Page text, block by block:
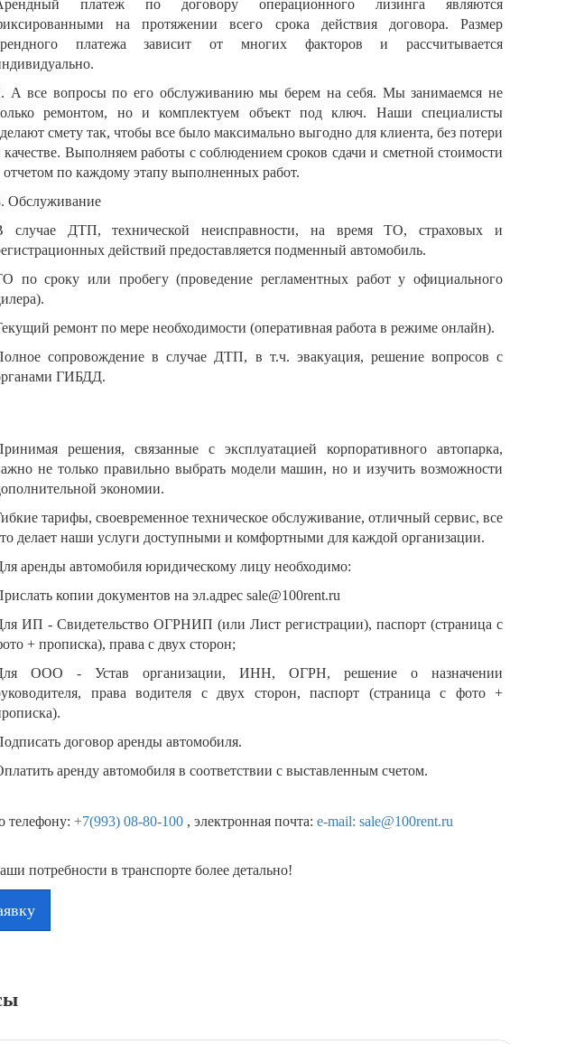
платеж по договору операционного лизинга являются
на протяжении всего срока действия договора. Размер
платежа зависит от многих факторов и рассчитывается
А все вопросы по его обслуживанию мы берем на себя. Мы занимаемся не
ремонтом, но и комплектуем объект под ключ. Наши специалисты
смету так, чтобы все было максимально выгодно для клиента, без потери
качестве. Выполняем работы с соблюдением сроков сдачи и сметной стоимости
отчетом по каждому этапу выполненных работ.
Обслуживание
случае ДТП, технической неисправности, на время ТО, страховых и
действий предоставляется подменный автомобиль.
по сроку или пробегу (проведение регламентных работ у официального
ремонт по мере необходимости (оперативная работа в режиме онлайн).
сопровождение в случае ДТП, в т.ч. эвакуация, решение вопросов с
ГИБДД.
решения, связанные с эксплуатацией корпоративного автопарка,
не только правильно выбрать модели машин, но и изучить возможности
экономии.
тарифы, своевременное техническое обслуживание, отличный сервис, все
делает наши услуги доступными и комфортными для каждой организации.
аренды автомобиля юридическому лицу необходимо:
копии документов на эл.адрес sale@100rent.ru
ИП - Свидетельство ОГРНИП (или Лист регистрации), паспорт (страница с
+ прописка), права с двух сторон;
ООО - Устав организации, ИНН, ОГРН, решение о назначении
права водителя с двух сторон, паспорт (страница с фото +
договор аренды автомобиля.
аренду автомобиля в соответствии с выставленным счетом.
телефону: +7(993) 08-80-100, электронная почта: e-mail: sale@100rent.ru
потребности в транспорте более детально!